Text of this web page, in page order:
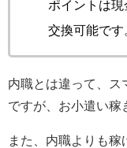
ポイントは
交換可能です
内職とは違って、ス
ですが、お小遣い稼
また、内職よりも稼